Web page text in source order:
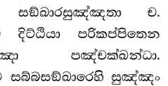
ච.
දිට්ඨියා පරිකප්පිතෙන
පඤ්චක්ඛන්ධා.
සබ්බසඞ්ඛාරෙහි සුඤ්ඤං